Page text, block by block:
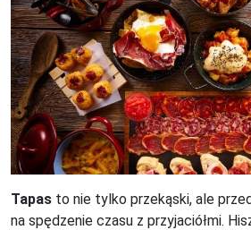
Tapas to nie tylko przekąski, ale
na spędzenie czasu z przyjaciółmi.